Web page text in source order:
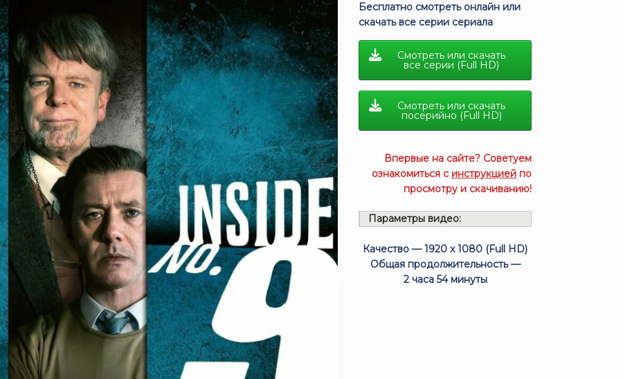
Бесплатно смотреть онлайн или
скачать все серии сериала
Смотреть или скачать
все серии (Full HD)
Смотреть или скачать
посерийно (Full HD)
Впервые на сайте? Советуем
ознакомиться с инструкцией по
просмотру и скачиванию!
Параметры видео:
Качество — 1920 x 1080 (Full HD)
Общая продолжительность —
2 часа 54 минуты